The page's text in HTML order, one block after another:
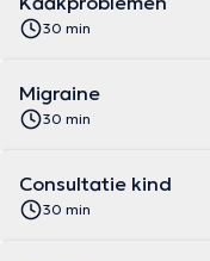
30 min
Migraine
30 min
Consultatie kind
30 min